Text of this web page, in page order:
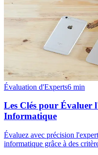
Évaluation d'Experts6 min
Les Clés pour Évaluer
Informatique
Évaluez avec précision
informatique grâce à des